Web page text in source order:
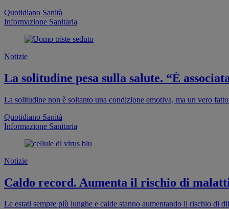
Quotidiano Sanità
Informazione Sanitaria
Notizie
La solitudine pesa sulla salute. “È
La solitudine non è soltanto una condizione emotiva, ma un vero
Quotidiano Sanità
Informazione Sanitaria
Notizie
Caldo record. Aumenta il rischio di
Le estati sempre più lunghe e calde stanno aumentando il rischio